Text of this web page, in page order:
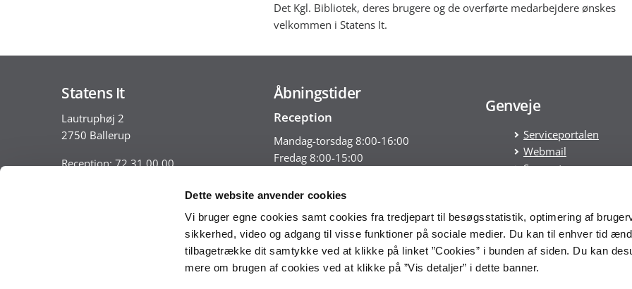
Dette website anvender cookies
Vi bruger egne cookies samt cookies fra tredjepart til besøgsstatistik, optimering af
sikkerhed, video og adgang til visse funktioner på sociale medier. Du kan til enhver tid
tilbagetrække dit samtykke ved at klikke på linket ”Cookies” i bunden af siden. Du kan
mere om brugen af cookies ved at klikke på ”Vis detaljer” i dette banner.
Det Kgl. Bibliotek, deres brugere og de overførte medarbejdere ønskes
velkommen i Statens It.
Statens It
Lautruphøj 2
2750 Ballerup
Reception: 72 31 00 00
Åbningstider
Reception
Mandag-torsdag 8:00-16:00
Fredag 8:00-15:00
Servicedesk
Statens Its Servicedesk har åbent 24/7
mandag - søndag - også på helligdage
Genveje
Serviceportalen
Webmail
Support
Statens Its
Whistleblowerordning
Cookies